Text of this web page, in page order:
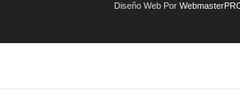
Diseño Web Por